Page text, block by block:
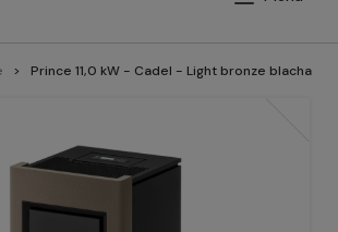
Prince 11,0 kW - Cadel - Light bronze blacha